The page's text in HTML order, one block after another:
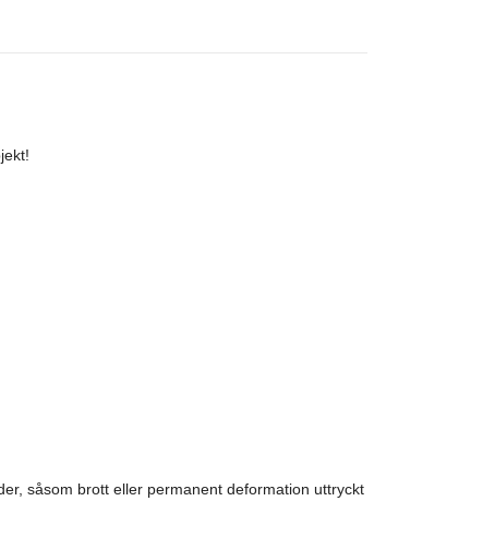
såsom brott eller permanent deformation uttryckt